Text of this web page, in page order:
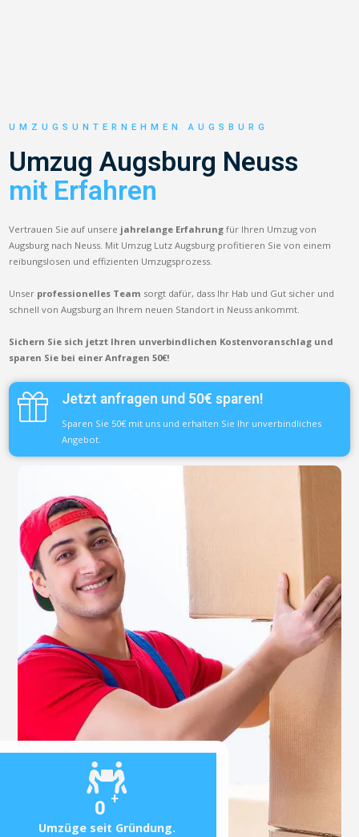
0 +
Umzüge seit Gründung.
UMZUGSUNTERNEHMEN AUGSBURG
Umzug Augsburg Neuss
mit Erfahren
Vertrauen Sie auf unsere jahrelange Erfahrung für Ihren Umzug von
Augsburg nach Neuss. Mit Umzug Lutz Augsburg profitieren Sie von einem
reibungslosen und effizienten Umzugsprozess.
Unser professionelles Team sorgt dafür, dass Ihr Hab und Gut sicher und
schnell von Augsburg an Ihrem neuen Standort in Neuss ankommt.
Sichern Sie sich jetzt Ihren unverbindlichen Kostenvoranschlag und
sparen Sie bei einer Anfragen 50€!
Jetzt anfragen und 50€ sparen!
Sparen Sie 50€ mit uns und erhalten Sie Ihr unverbindliches
Angebot.